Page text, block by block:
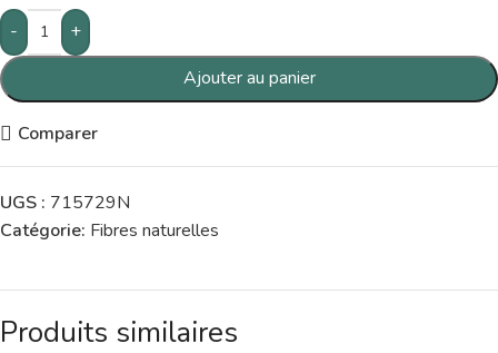
-
+
Ajouter au panier
Comparer
UGS : 715729N
Catégorie: Fibres naturelles
Produits similaires